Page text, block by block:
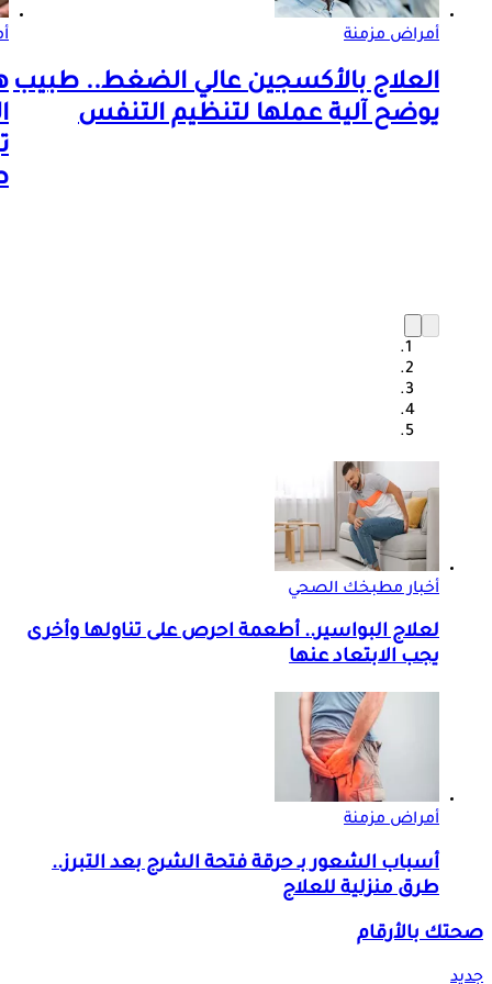
أمراض مزمنة
العلاج بالأكسجين عالي الضغط.. طبيب
يوضح آلية عملها لتنظيم التنفس
أخبار مطبخك الصحي
لعلاج البواسير.. أطعمة احرص على تناولها وأخرى
يجب الابتعاد عنها
أمراض مزمنة
أسباب الشعور بـ حرقة فتحة الشرج بعد التبرز..
طرق منزلية للعلاج
صحتك بالأرقام
جديد